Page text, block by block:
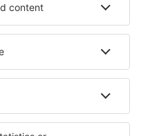
in Oberstdorf
Ostfriesischen Inseln